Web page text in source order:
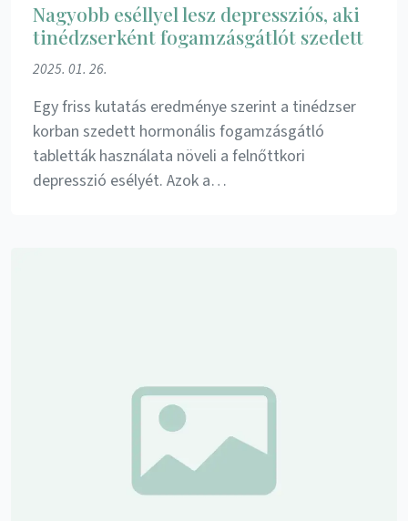
Nagyobb eséllyel lesz depressziós, aki
tinédzserként fogamzásgátlót szedett
2025. 01. 26.
Egy friss kutatás eredménye szerint a tinédzser
korban szedett hormonális fogamzásgátló
tabletták használata növeli a felnőttkori
depresszió esélyét. Azok a…